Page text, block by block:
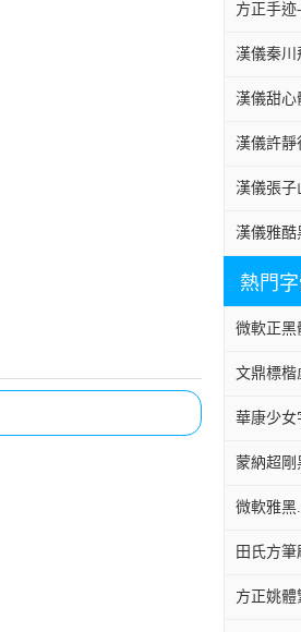
方正手迹
漢儀秦川
漢儀甜心
漢儀許靜
漢儀張子
漢儀雅酷
熱門
微軟正黑
文鼎標
華康少女
蒙納超剛
微軟雅黑
田氏方
方正姚